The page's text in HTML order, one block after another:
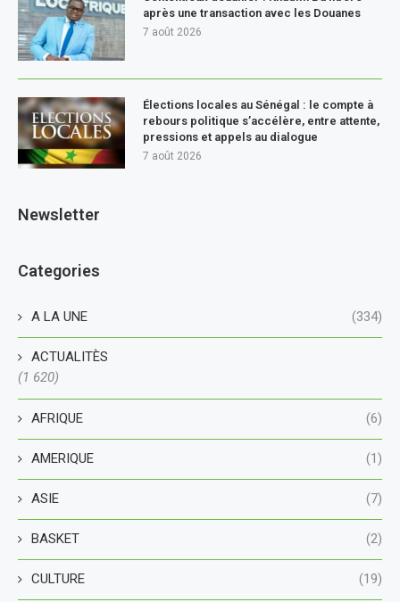
après une transaction avec les Douanes
7 août 2026
Élections locales au Sénégal : le compte à
rebours politique s’accélère, entre attente,
pressions et appels au dialogue
7 août 2026
Newsletter
Categories
A LA UNE (334)
ACTUALITÈS
(1 620)
AFRIQUE (6)
AMERIQUE (1)
ASIE (7)
BASKET (2)
CULTURE (19)